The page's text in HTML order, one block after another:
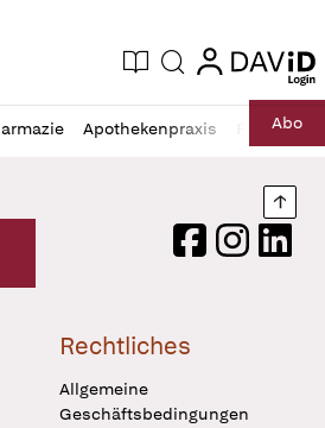
Zeitung
Aktuelle Ausgabe
Suche login
login
Apothekenpraxis RechtAbo
Verlag Logo
FacebookInstagram
Rechtliches
Allgemeine
Geschäftsbedingungen